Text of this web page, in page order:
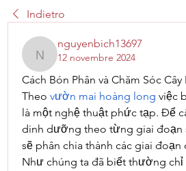
Indietro
nguyenbich13697
nguyenbich13697
12 novembre 2024
Cách Bón Phân và Chăm Sóc
Theo vườn mai hoàng long việc
là một nghệ thuật phức tạp. Để
dinh dưỡng theo từng giai đoạn
sẽ phân chia thành các giai
Như chúng ta đã biết thường chỉ